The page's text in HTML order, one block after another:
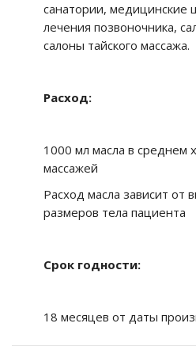
санатории, медицинские
лечения позвоночника,
салоны тайского массажа.
Расход:
1000 мл масла в среднем
массажей
Расход масла зависит от
размеров тела пациента
Срок годности:
18 месяцев от даты